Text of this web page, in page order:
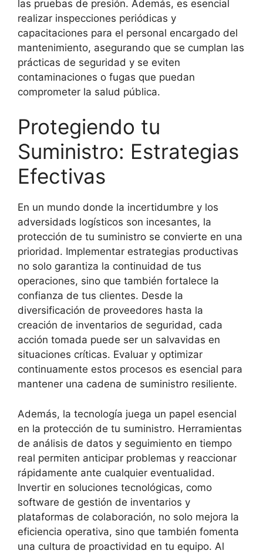
las pruebas de presión. Además, es esencial
realizar inspecciones periódicas y
capacitaciones para el personal encargado del
mantenimiento, asegurando que se cumplan las
prácticas de seguridad y se eviten
contaminaciones o fugas que puedan
comprometer la salud pública.
Protegiendo tu
Suministro: Estrategias
Efectivas
En un mundo donde la incertidumbre y los
adversidads logísticos son incesantes, la
protección de tu suministro se convierte en una
prioridad. Implementar estrategias productivas
no solo garantiza la continuidad de tus
operaciones, sino que también fortalece la
confianza de tus clientes. Desde la
diversificación de proveedores hasta la
creación de inventarios de seguridad, cada
acción tomada puede ser un salvavidas en
situaciones críticas. Evaluar y optimizar
continuamente estos procesos es esencial para
mantener una cadena de suministro resiliente.
Además, la tecnología juega un papel esencial
en la protección de tu suministro. Herramientas
de análisis de datos y seguimiento en tiempo
real permiten anticipar problemas y reaccionar
rápidamente ante cualquier eventualidad.
Invertir en soluciones tecnológicas, como
software de gestión de inventarios y
plataformas de colaboración, no solo mejora la
eficiencia operativa, sino que también fomenta
una cultura de proactividad en tu equipo. Al